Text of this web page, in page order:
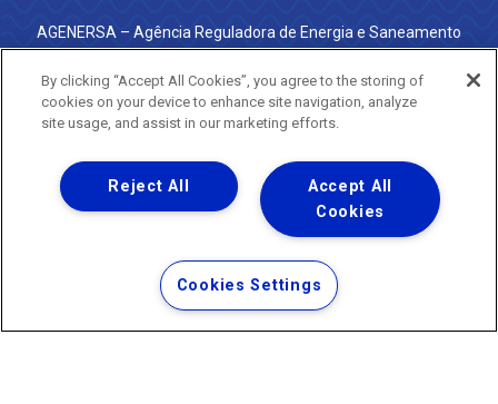
AGENERSA – Agência Reguladora de Energia e Saneamento
do Estado do Rio de Janeiro
0800 024 9040 · (21) 2332-6457 (WhatsApp) ·
ouvidoria@agenersa.rj.gov.br/ouvidoria.agenersa@gmail.com
·http://www.agenersa.rj.gov.br
Uma empresa
Copyright ® 2026 - Todos os Direitos Reservados.
Termos Gerais de Uso de Sites e Aplicativos
Política de Privacidade e Proteção de Dados
By clicking “Accept All Cookies”, you agree to the storing of
cookies on your device to enhance site navigation, analyze
site usage, and assist in our marketing efforts.
Accept All
Cookies
Reject All
Cookies Settings